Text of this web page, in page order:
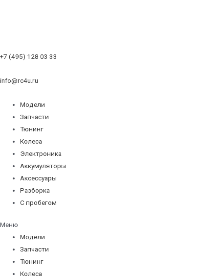
+7 (495) 128 03 33
info@rc4u.ru
Модели
Запчасти
Тюнинг
Колеса
Электроника
Аккумуляторы
Аксессуары
Разборка
С пробегом
Меню
Модели
Запчасти
Тюнинг
Колеса